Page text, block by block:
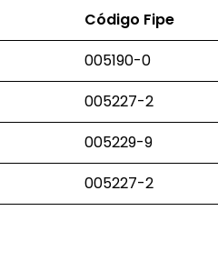
Código Fipe
005190-0
005227-2
005229-9
005227-2